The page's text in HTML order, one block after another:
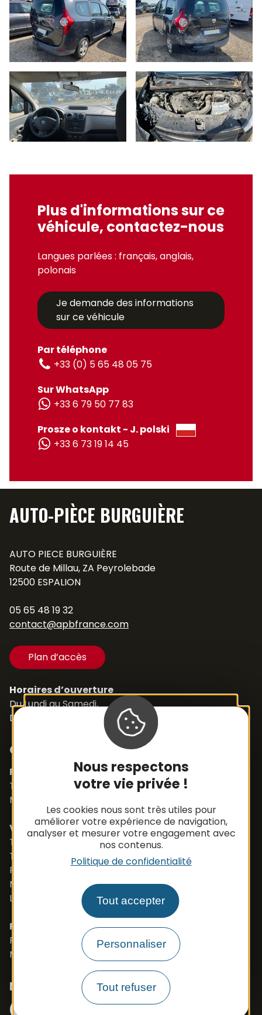
Nous respectons
votre vie privée !
Les cookies nous sont très utiles pour
améliorer votre expérience de navigation,
analyser et mesurer votre engagement avec
nos contenus.
Politique de confidentialité
Tout accepter
Personnaliser
Tout refuser
Plus d'informations sur ce
véhicule, contactez-nous
Langues parlées : français, anglais,
polonais
Je demande des informations
sur ce véhicule
Par téléphone
+33 (0) 5 65 48 05 75
Sur WhatsApp
+33 6 79 50 77 83
Prosze o kontakt - J. polski
+33 6 73 19 14 45
AUTO-PIÈCE BURGUIÈRE
AUTO PIECE BURGUIÈRE
Route de Millau, ZA Peyrolebade
12500 ESPALION
05 65 48 19 32
contact@apbfrance.com
Plan d’accès
Horaires d’ouverture
Du Lundi au Samedi,
De 8h30 à 12h et de 14h à 18h
Contacts
Pièces détachées
Tél. +33 (0)5 65 48 19 32
Mail :
Véhicules
Tél. +33 (0)5 65 48 05 75
Tél. +33 (0)5 65 48 37 97
Port. +33 (0)6 79 50 77 83
Mail :
vehicule@apbfrance.com
Langues parlées : Français, Anglais, Polonais
PROSZE O KONTAKT- J.POLSKI
Port. 0033 673 191 445
Mail :
export.apb1@apbfrance.com
Nous suivre
FacebookInstagram
N° Tél WhatsApp